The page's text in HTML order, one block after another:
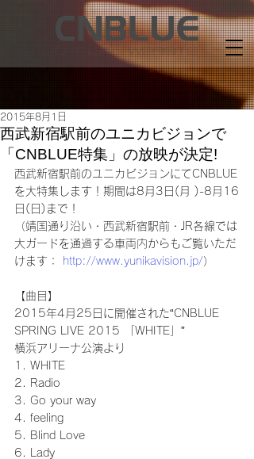
西武新宿駅前のユニカビジョンで
「CNBLUE特集」の放映が決定!
2015年8月1日
西武新宿駅前のユニカビジョンにてCNBLUE
を大特集します！期間は8月3日(月 )-8月16
日(日)まで！
（靖国通り沿い・西武新宿駅前・JR各線では
大ガードを通過する車両内からもご覧いただ
けます： http://www.yunikavision.jp/）
【曲目】
2015年4月25日に開催された“CNBLUE
SPRING LIVE 2015 「WHITE」”
横浜アリーナ公演より
1. WHITE
2. Radio
3. Go your way
4. feeling
5. Blind Love
6. Lady